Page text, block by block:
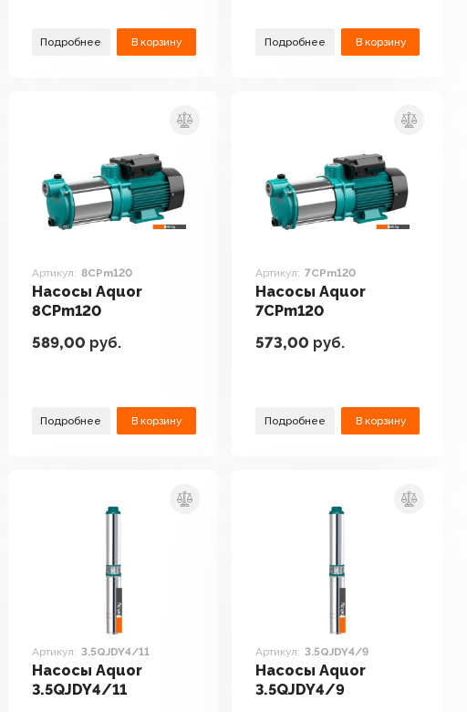
Подробнее В корзину Подробнее В корзину
Артикул: 8CPm120
Насосы Aquor
8CPm120
589,00 руб.
Подробнее В корзину
Артикул: 7CPm120
Насосы Aquor
7CPm120
573,00 руб.
Подробнее В корзину
Артикул: 3.5QJDY4/11
Насосы Aquor
3.5QJDY4/11
Артикул: 3.5QJDY4/9
Насосы Aquor
3.5QJDY4/9